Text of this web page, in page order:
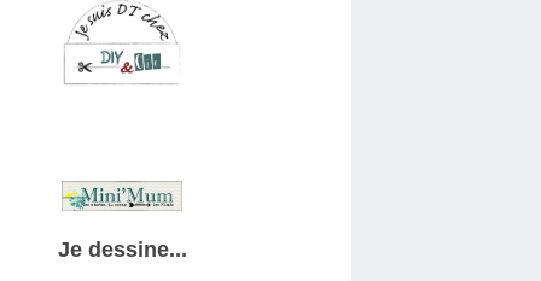
Je dessine...